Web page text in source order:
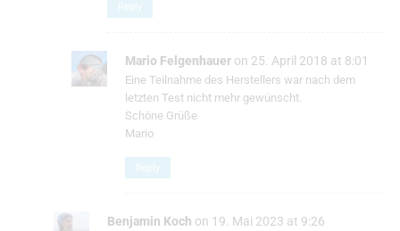
Reply
Mario Felgenhauer on 25. April 2018 at 8:01
Eine Teilnahme des Herstellers war nach dem
letzten Test nicht mehr gewünscht.
Schöne Grüße
Mario
Reply
Benjamin Koch on 19. Mai 2023 at 9:26